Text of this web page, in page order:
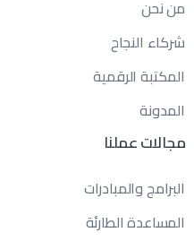
من نحن
شركاء النجاح
المكتبة الرقمية
المدونة
مجالاتعملنا
البرامج والمبادرات
المساعدة الطارئة